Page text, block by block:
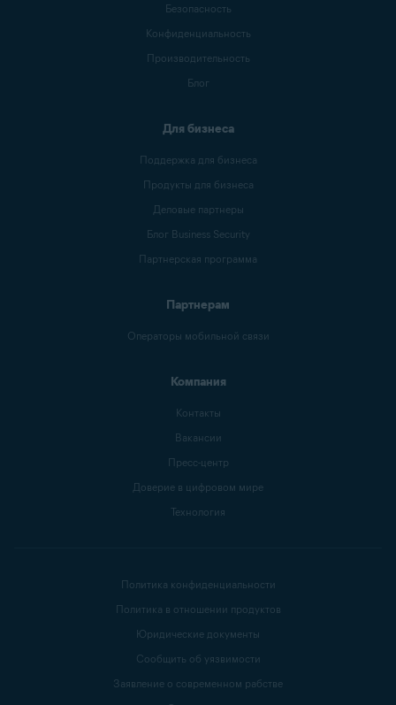
Безопасность
Конфиденциальность
Производительность
Блог
Для бизнеса
Поддержка для бизнеса
Продукты для бизнеса
Деловые партнеры
Блог Business Security
Партнерская программа
Партнерам
Операторы мобильной связи
Компания
Контакты
Вакансии
Пресс-центр
Доверие в цифровом мире
Технология
Политика конфиденциальности
Политика в отношении продуктов
Юридические документы
Сообщить об уязвимости
Заявление о современном рабстве